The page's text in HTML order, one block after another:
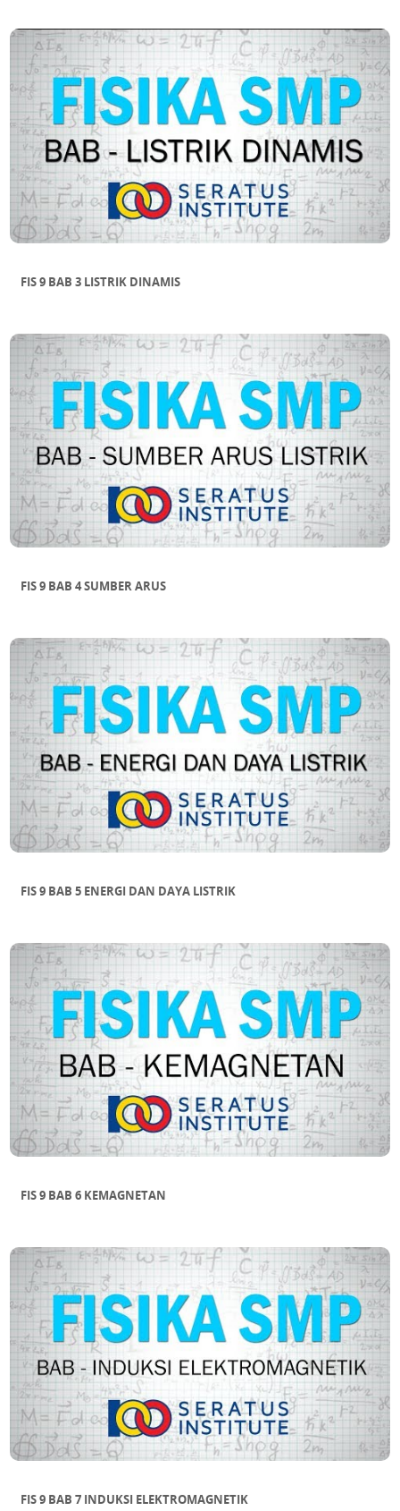
FIS 9 BAB 3 LISTRIK DINAMIS
FIS 9 BAB 4 SUMBER ARUS
FIS 9 BAB 5 ENERGI DAN DAYA LISTRIK
FIS 9 BAB 6 KEMAGNETAN
FIS 9 BAB 7 INDUKSI ELEKTROMAGNETIK